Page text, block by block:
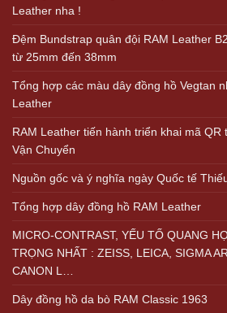
Leather nha !
Đệm Bundstrap quân đội RAM Leather
từ 25mm đến 38mm
Tổng hợp các màu dây đồng hồ Vegtan
Leather
RAM Leather tiến hành triển khai mã QR
Vận Chuyển
Nguồn gốc và ý nghĩa ngày Quốc tế
Tổng hợp dây đồng hồ RAM Leather
MICRO-CONTRAST, YẾU TỐ QUANG
TRỌNG NHẤT : ZEISS, LEICA, SIGMA
CANON L…
Dây đồng hồ da bò RAM Classic 1963